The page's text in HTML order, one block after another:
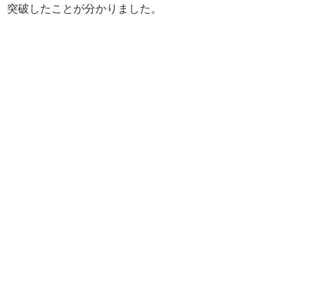
突破したことが分かりました。